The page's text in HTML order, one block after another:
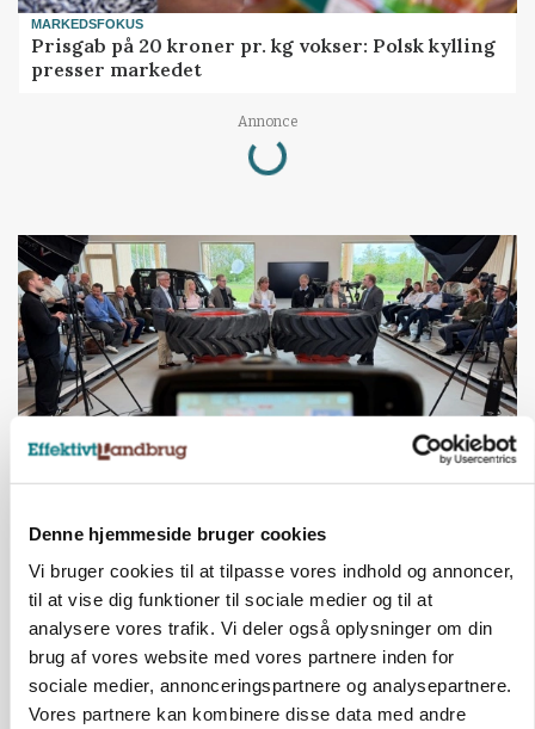
Denne hjemmeside bruger cookies
Vi bruger cookies til at tilpasse vores indhold og annoncer,
til at vise dig funktioner til sociale medier og til at
analysere vores trafik. Vi deler også oplysninger om din
brug af vores website med vores partnere inden for
sociale medier, annonceringspartnere og analysepartnere.
Vores partnere kan kombinere disse data med andre
MARKEDSFOKUS
Prisgab på 20 kroner pr. kg vokser: Polsk kylling
presser markedet
Annonce
Loading...
BUSINESS
Ejer eller medejer? Nyt tv-format udfordrer
landbrugets ejerstruktur
Annonce